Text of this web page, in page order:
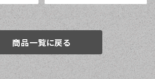
商品一覧に戻る